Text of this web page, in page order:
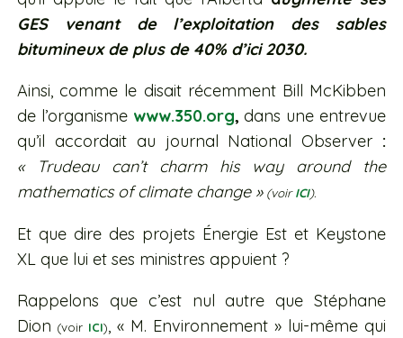
GES venant de l’exploitation des sables
bitumineux de plus de 40% d’ici 2030.
Ainsi, comme le disait récemment Bill McKibben
de l’organisme www.350.org, dans une entrevue
qu’il accordait au journal National Observer :
« Trudeau can’t charm his way around the
mathematics of climate change »(voirICI).
Et que dire des projets Énergie Est et Keystone
XL que lui et ses ministres appuient ?
Rappelons que c’est nul autre que Stéphane
Dion (voir ICI), « M. Environnement » lui-même qui